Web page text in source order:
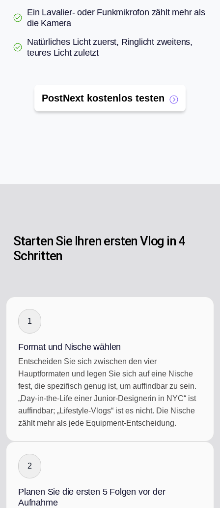
Ein Lavalier- oder Funkmikrofon zählt mehr als
die Kamera
Natürliches Licht zuerst, Ringlicht zweitens,
teures Licht zuletzt
PostNext kostenlos testen
Starten Sie Ihren ersten Vlog in 4
Schritten
1
Format und Nische wählen
Entscheiden Sie sich zwischen den vier
Hauptformaten und legen Sie sich auf eine Nische
fest, die spezifisch genug ist, um auffindbar zu sein.
„Day-in-the-Life einer Junior-Designerin in NYC“ ist
auffindbar; „Lifestyle-Vlogs“ ist es nicht. Die Nische
zählt mehr als jede Equipment-Entscheidung.
2
Planen Sie die ersten 5 Folgen vor der
Aufnahme